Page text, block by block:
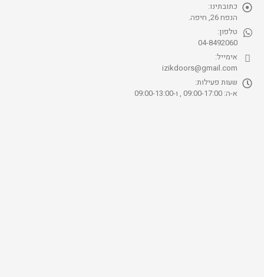
כתובתינו:
הנפח 26, חיפה.
טלפון:
04-8492060
אימייל:
izikdoors@gmail.com
שעות פעילות:
א-ה: 09:00-17:00 , ו-09:00-13:00